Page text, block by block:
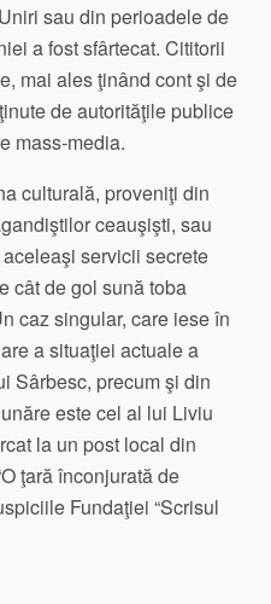
sau din perioadele de
a fost sfârtecat. Cititorii
mai ales ţinând cont şi de
de autorităţile publice
mass-media.
culturală, proveniţi din
ceauşişti, sau
servicii secrete
cât de gol sună toba
caz singular, care iese în
a situaţiei actuale a
Sârbesc, precum şi din
este cel al lui Liviu
la un post local din
ţară înconjurată de
Fundaţiei “Scrisul